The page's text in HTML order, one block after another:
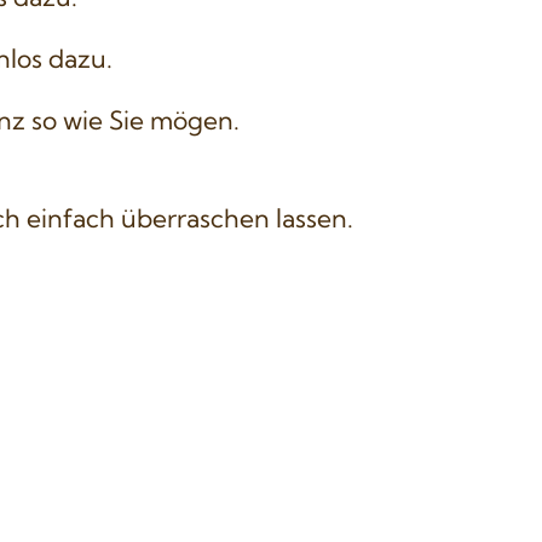
dazu.
so wie Sie mögen.
einfach überraschen lassen.